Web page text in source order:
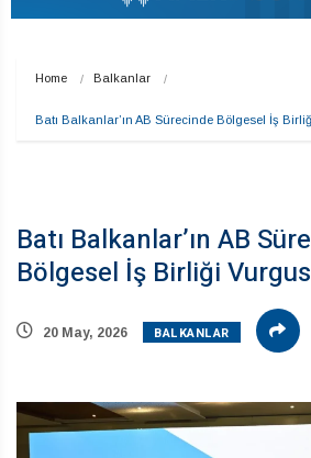
Home Balkanlar
Batı Balkanlar’ın AB Sürecinde Bölgesel İş
Batı Balkanlar’ın AB
Bölgesel İş Birliği
20 May, 2026 BALKANLAR